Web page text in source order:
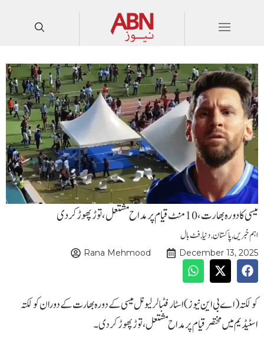
میسی کا دورہ بھارت، 10 منٹ قیام پر مداح مشتعل، توڑ پھوڑ کردی
اہم خبریں,پاکستان,دنیا,فٹ بال
Rana Mehmood December 13, 2025
کولکتہ (اے بی این نیوز) اسٹار فٹبالر لیونل میسی کے دورہ بھارت کے دوران کولکتہ
اسٹیڈیم میں مختصر قیام پر مداح مشتعل، توڑ پھوڑ کردی۔